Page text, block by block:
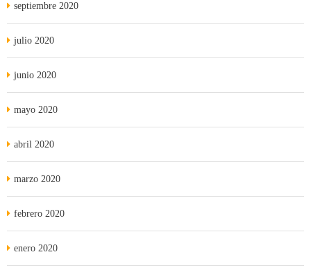
septiembre 2020
julio 2020
junio 2020
mayo 2020
abril 2020
marzo 2020
febrero 2020
enero 2020